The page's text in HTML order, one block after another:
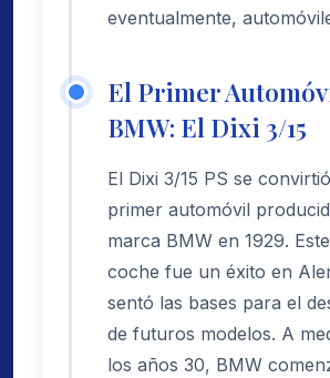
eventualmente,
El Primer
BMW: El Dixi 3/15
El Dixi 3/15 PS se
primer automóvil
marca BMW en 1929.
coche fue un éxito en
sentó las bases para el
de futuros modelos. A
los años 30, BMW